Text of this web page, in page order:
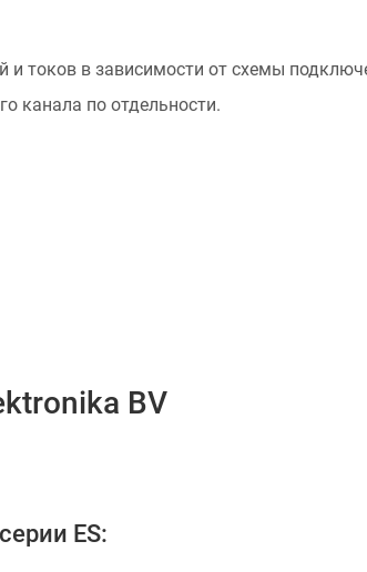
токов в зависимости от схемы
канала по отдельности.
BV
ES: